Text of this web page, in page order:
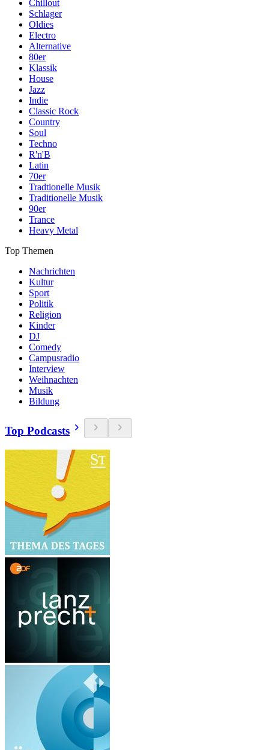
Chillout
Schlager
Oldies
Electro
Alternative
80er
Klassik
House
Jazz
Indie
Classic Rock
Country
Soul
Techno
R'n'B
Latin
70er
Tradtionelle Musik
Traditionelle Musik
90er
Trance
Heavy Metal
Top Themen
Nachrichten
Kultur
Sport
Politik
Religion
Kinder
DJ
Comedy
Campusradio
Interview
Weihnachten
Musik
Bildung
Top Podcasts